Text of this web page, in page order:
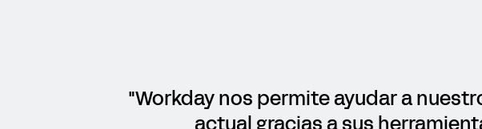
"Workday nos permite ayudar a